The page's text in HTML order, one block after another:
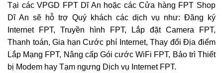
Tại các VPGD FPT Dĩ An hoặc các Cửa hàng FPT Shop
Dĩ An sẽ hỗ trợ Quý khách các dịch vụ như: Đăng ký
Internet FPT, Truyền hình FPT, Lắp đặt Camera FPT,
Thanh toán, Gia hạn Cước phí Internet, Thay đổi Địa điểm
Lắp Mạng FPT, Nâng cấp Gói cước WiFi FPT, Bảo trì Thiết
bị Modem hay Tạm ngưng Dịch vụ Internet FPT.